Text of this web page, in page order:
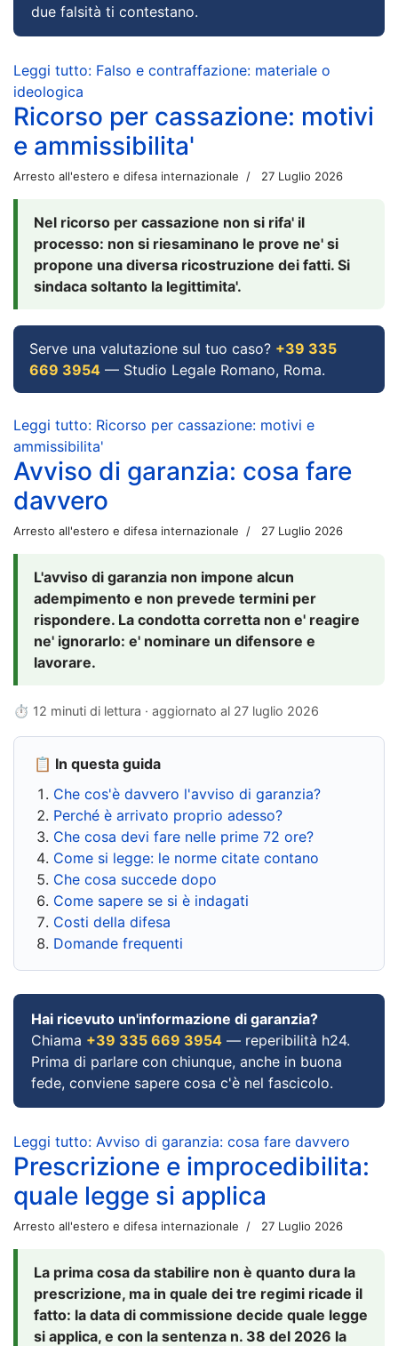
due falsità ti contestano.
Leggi tutto: Falso e contraffazione: materiale o
ideologica
Ricorso per cassazione: motivi
e ammissibilita'
Arresto all'estero e difesa internazionale 27 Luglio 2026
Nel ricorso per cassazione non si rifa' il
processo: non si riesaminano le prove ne' si
propone una diversa ricostruzione dei fatti. Si
sindaca soltanto la legittimita'.
Serve una valutazione sul tuo caso? +39 335
669 3954 — Studio Legale Romano, Roma.
Leggi tutto: Ricorso per cassazione: motivi e
ammissibilita'
Avviso di garanzia: cosa fare
davvero
Arresto all'estero e difesa internazionale 27 Luglio 2026
L'avviso di garanzia non impone alcun
adempimento e non prevede termini per
rispondere. La condotta corretta non e' reagire
ne' ignorarlo: e' nominare un difensore e
lavorare.
⏱ 12 minuti di lettura · aggiornato al 27 luglio 2026
📋 In questa guida
Che cos'è davvero l'avviso di garanzia?
Perché è arrivato proprio adesso?
Che cosa devi fare nelle prime 72 ore?
Come si legge: le norme citate contano
Che cosa succede dopo
Come sapere se si è indagati
Costi della difesa
Domande frequenti
Hai ricevuto un'informazione di garanzia?
Chiama +39 335 669 3954 — reperibilità h24.
Prima di parlare con chiunque, anche in buona
fede, conviene sapere cosa c'è nel fascicolo.
Leggi tutto: Avviso di garanzia: cosa fare davvero
Prescrizione e improcedibilita:
quale legge si applica
Arresto all'estero e difesa internazionale 27 Luglio 2026
La prima cosa da stabilire non è quanto dura la
prescrizione, ma in quale dei tre regimi ricade il
fatto: la data di commissione decide quale legge
si applica, e con la sentenza n. 38 del 2026 la